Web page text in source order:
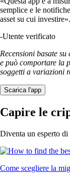
semplice e le
asset su cui investire».
-Utente verificato
Recensioni basate
e può comportare la
soggetti a variazioni
Scarica l'app
Capire le
Diventa un esperto
Come scegliere la